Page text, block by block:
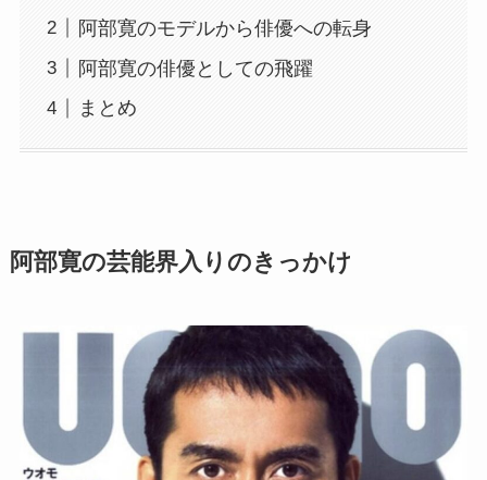
阿部寛のモデルから俳優への転身
阿部寛の俳優としての飛躍
まとめ
阿部寛の芸能界入りのきっかけ